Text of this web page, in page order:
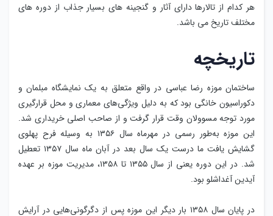
هر کدام از تالارها دارای آثار و گنجینه های بسیار جذاب از دوره های
مختلف تاریخ می باشد.
تاریخچه
ساختمان موزه رضا عباسی در واقع متعلق به یک نمایشگاه مبلمان و
دکوراسیون خانگی بود که به دلیل ویژگی‌های معماری و محل قرارگیری
مورد توجه مسوولان وقت قرار گرفت و از صاحب اصلی خریداری شد.
این موزه به‌طور رسمی در مهرماه سال ۱۳۵۶ به وسیله فرح پهلوی
گشایش یافت ما درست یک سال بعد در آبان ماه سال ۱۳۵۷ تعطیل
شد. در این دوره یعنی از سال ۱۳۵۵ تا ۱۳۵۸، مدیریت موزه بر عهده
آیدین آغداشلو بود.
در پایان سال ۱۳۵۸ بار دیگر این موزه پس از دگرگونی‌هایی در آرایش